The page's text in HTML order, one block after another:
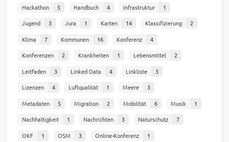
Hackathon
5 Handbuch 4 Infrastruktur
1
Jugend
3 Jura 1 Karten 14 Klassifizierung
2
Klima
7 Kommunen 16 Konferenz
4
Konferenzen
2 Krankheiten 1 Lebensmittel
2
Leitfaden
3 Linked Data 4 Linkliste
3
Lizenzen
4 Luftqualität 1 Meere
3
Metadaten
5 Migration 2 Mobilität 6 Musik
1
Nachhaltigkeit
1 Nachrichten 3 Naturschutz
7
OKF
1 OSM 3 Online-Konferenz
1